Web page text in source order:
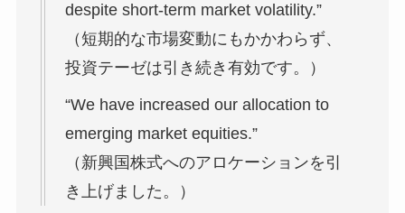
despite short-term market volatility.”
（短期的な市場変動にもかかわらず、
投資テーゼは引き続き有効です。）
“We have increased our allocation to
emerging market equities.”
（新興国株式へのアロケーションを引
き上げました。）